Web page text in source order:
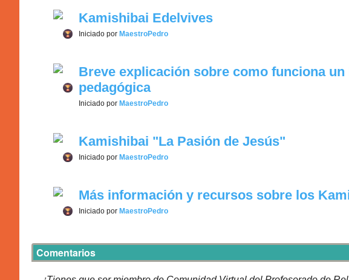
Kamishibai Edelvives
Iniciado por MaestroPedro
Breve explicación sobre como funciona un
pedagógica
Iniciado por MaestroPedro
Kamishibai "La Pasión de Jesús"
Iniciado por MaestroPedro
Más información y recursos sobre los
Iniciado por MaestroPedro
Comentarios